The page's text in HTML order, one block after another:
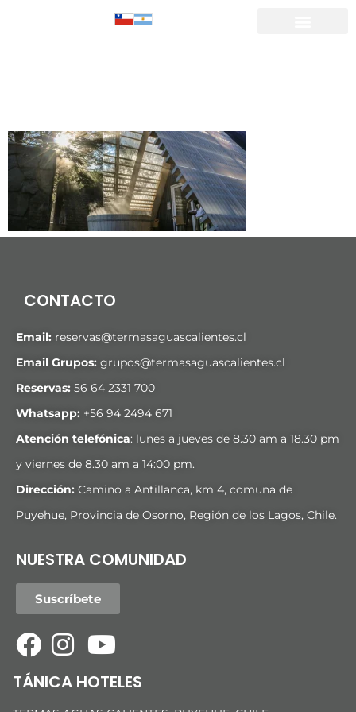
CONTACTO
Email: reservas@termasaguascalientes.cl
Email Grupos: grupos@termasaguascalientes.cl
Reservas: 56 64 2331 700
Whatsapp: +56 94 2494 671
Atención telefónica: lunes a jueves de 8.30 am a 18.30 pm
y viernes de 8.30 am a 14:00 pm.
Dirección: Camino a Antillanca, km 4, comuna de
Puyehue, Provincia de Osorno, Región de los Lagos, Chile.
NUESTRA COMUNIDAD
Suscríbete
TÁNICA HOTELES